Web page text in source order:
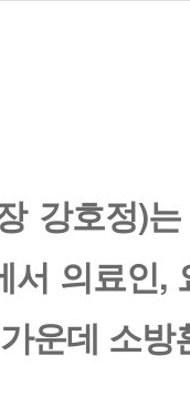
강호정)
서 의료인,
운데 소